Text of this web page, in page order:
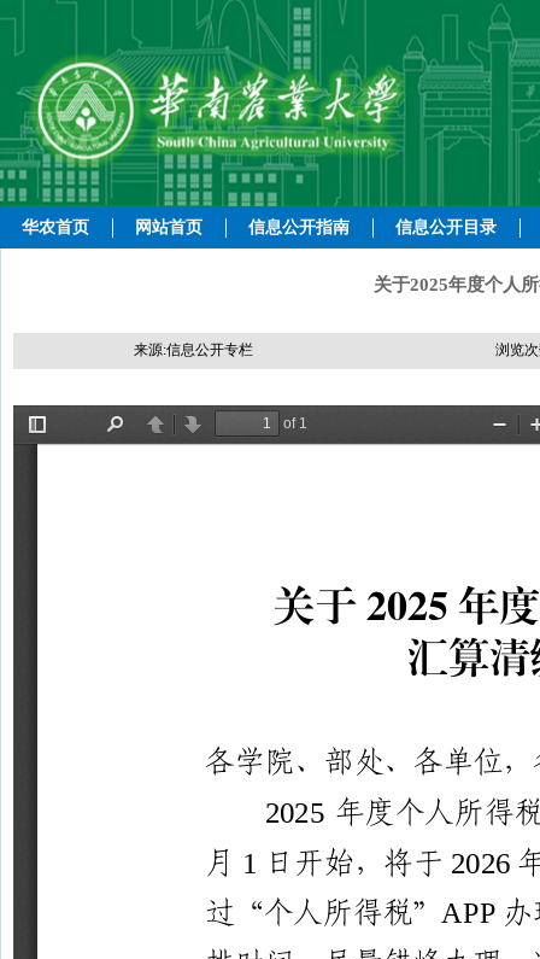
华农首页 网站首页 信息公开指南 信息公开目录
关于2025年度个人
来源:信息公开专栏 浏览